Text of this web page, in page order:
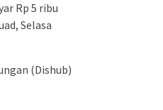
Rp 5 ribu
Selasa
(Dishub)